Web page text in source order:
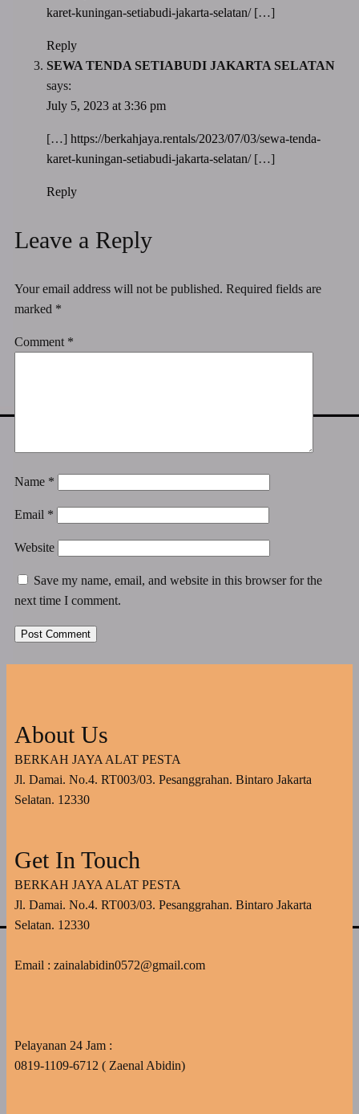
karet-kuningan-setiabudi-jakarta-selatan/[…]
Reply
SEWA TENDA SETIABUDI JAKARTA SELATAN
says:
July 5, 2023 at 3:36 pm
[…] https://berkahjaya.rentals/2023/07/03/sewa-tenda-
karet-kuningan-setiabudi-jakarta-selatan/[…]
Reply
Leave a Reply
Your email address will not be published. Required fields are
marked *
Comment *
Name *
Email *
Website
Save my name, email, and website in this browser for the
next time I comment.
About Us
BERKAH JAYA ALAT PESTA
Jl. Damai. No.4. RT003/03. Pesanggrahan. Bintaro Jakarta
Selatan. 12330
Get In Touch
BERKAH JAYA ALAT PESTA
Jl. Damai. No.4. RT003/03. Pesanggrahan. Bintaro Jakarta
Selatan. 12330
Email : zainalabidin0572@gmail.com
Pelayanan 24 Jam :
0819-1109-6712 ( Zaenal Abidin)